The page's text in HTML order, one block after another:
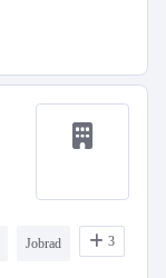
Jobrad 3